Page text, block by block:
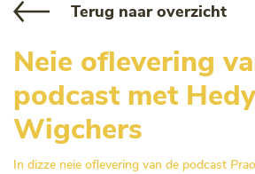
Terug naar overzicht
Neie oflevering
podcast met
Wigchers
In dizze neie oflevering van de podcast